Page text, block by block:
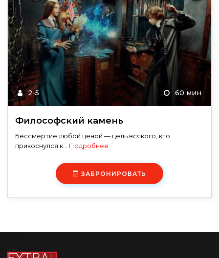
2-5 60 мин
Философский камень
Бессмертие любой ценой — цель всякого, кто
прикоснулся к... Подробнее
ЗАБРОНИРОВАТЬ